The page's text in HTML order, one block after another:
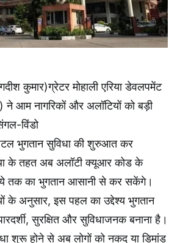
कुमार)ग्रेटर मोहाली एरिया डेवलपमेंट
ने आम नागरिकों और अलॉटियों को बड़ी
विंडो
भुगतान सुविधा की शुरुआत कर
के तहत अब अलॉटी क्यूआर कोड के
तक का भुगतान आसानी से कर सकेंगे।
के अनुसार, इस पहल का उद्देश्य भुगतान
सुरक्षित और सुविधाजनक बनाना है।
शुरू होने से अब लोगों को नकद या डिमांड